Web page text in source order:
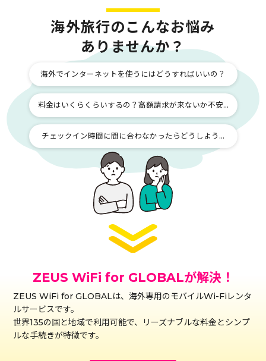
海外旅行のこんなお悩み
ありませんか？
海外でインターネットを使うにはどうすればいいの？
料金はいくらくらいするの？高額請求が来ないか不安…
チェックイン時間に間に合わなかったらどうしよう…
ZEUS WiFi for GLOBALが解決！
ZEUS WiFi for GLOBALは、海外専用のモバイルWi-Fiレンタ
ルサービスです。
世界135の国と地域で利用可能で、リーズナブルな料金とシンプ
ルな手続きが特徴です。